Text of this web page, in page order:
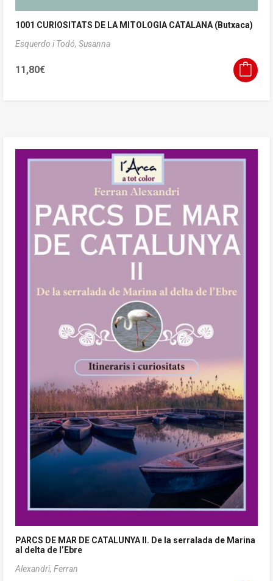
1001 CURIOSITATS DE LA MITOLOGIA CATALANA (Butxaca)
Esquerdo i Todó, Susanna
11,80€
PARCS DE MAR DE CATALUNYA II. De la serralada de Marina
al delta de l’Ebre
Alexandri, Ferran